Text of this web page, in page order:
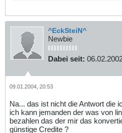
^EckSteiN^
Newbie
Dabei seit:
09.01.2004, 20:53
Na... das ist nicht die Antwort die
ich kann jemanden der was von
bezahlen das der mir das
günstige Credite ?